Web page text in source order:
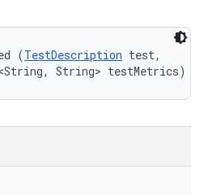
(TestDescription test,
String> testMetrics)